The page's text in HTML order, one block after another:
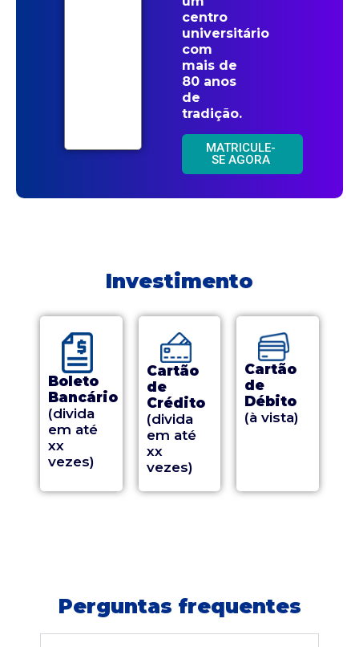
centro
universitário
com
mais de
80 anos
de
tradição.
MATRICULE-
SE AGORA
Investimento
Boleto
Bancário
(divida
em até
xx
vezes)
Cartão
de
Crédito
(divida
em até
xx
vezes)
Cartão
de
Débito
(à vista)
Perguntas frequentes